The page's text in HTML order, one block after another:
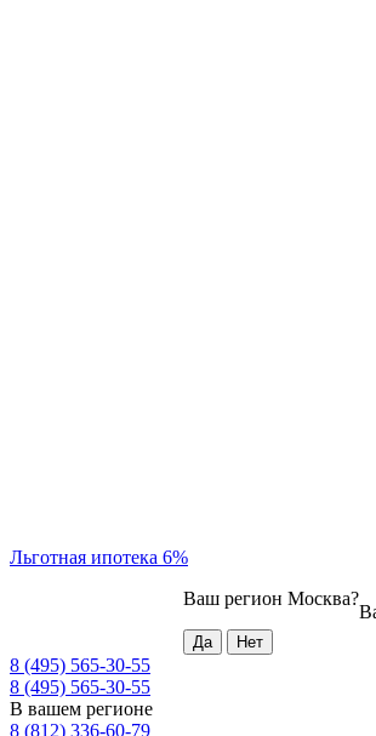
Льготная ипотека 6%
Ваш регион Москва?
8 (495) 565-30-55
8 (495) 565-30-55
В вашем регионе
8 (812) 336-60-79